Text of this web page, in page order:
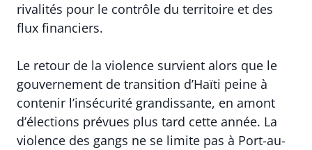
rivalités pour le contrôle du territoire et des
flux financiers.
Le retour de la violence survient alors que le
gouvernement de transition d’Haïti peine à
contenir l’insécurité grandissante, en amont
d’élections prévues plus tard cette année. La
violence des gangs ne se limite pas à Port-au-